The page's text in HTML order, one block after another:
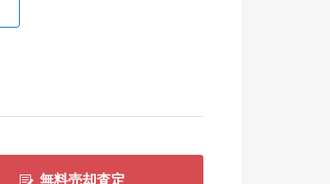
無料売却査定